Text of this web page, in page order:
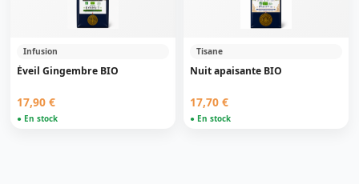
Infusion
Éveil Gingembre BIO
17,90 €
● En stock
Tisane
Nuit apaisante BIO
17,70 €
● En stock